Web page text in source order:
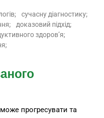
сучасну діагностику;
доказовий підхід;
здоров’я;
прогресувати та